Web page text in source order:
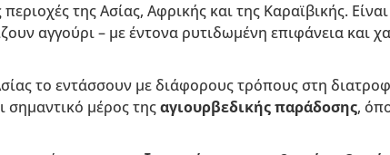
της Ασίας, Αφρικής και της Καραϊβικής.
αγγούρι – με έντονα ρυτιδωμένη επιφάνεια και
το εντάσσουν με διάφορους τρόπους στη
σημαντικό μέρος τηςαγιουρβεδικής παράδοσης,